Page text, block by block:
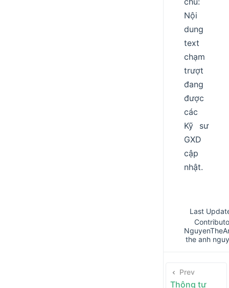
Nội
dung
text
chạm
trượt
đang
được
các
Kỹ sư
GXD
cập
nhật.
Last
the anh
Prev
Thông tư